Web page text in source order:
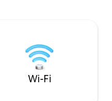
ด
Wi-Fi